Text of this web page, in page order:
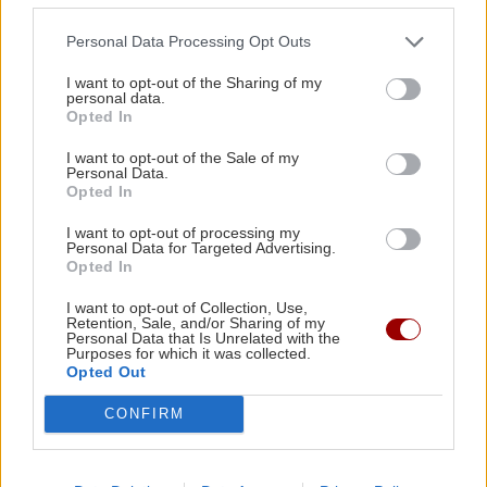
Personal Data Processing Opt Outs
I want to opt-out of the Sharing of my
personal data.
Opted In
I want to opt-out of the Sale of my
Personal Data.
Opted In
I want to opt-out of processing my
Personal Data for Targeted Advertising.
Opted In
I want to opt-out of Collection, Use,
Retention, Sale, and/or Sharing of my
Personal Data that Is Unrelated with the
Purposes for which it was collected.
Opted Out
CONFIRM
Μικροσκοπικές δίνες ανακαλύφθηκαν για
πρώτη φορά στην επιφάνεια του Ήλιου
Ο ναός του Σωτήρος Χριστού στο χωριό μου το
Φουρνοφάραγγο. Της Μαρίας Καραταράκη*
ΑΘΛΗΤΙΚΑ
Εθνική ομάδα μπάσκετ
GOSSIP - LIFESTYLE
Το σόι σου: Τι αλλάζει τη νέα σεζόν;
αξιοπρέπεια
ΑΘΛΗΤΙΚΑ
εμφάνιση και η πρόκριση θα κριθεί
στη Σόφια για τον Παναθηναϊκό
ΑΘΛΗΤΙΚΑ
Επέστρεψε Ηράκλειο η αποστολή του